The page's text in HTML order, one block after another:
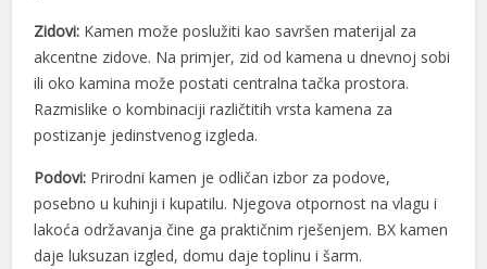
Zidovi: Kamen može poslužiti kao savršen materijal za
akcentne zidove. Na primjer, zid od kamena u dnevnoj sobi
ili oko kamina može postati centralna tačka prostora.
Razmislike o kombinaciji različtitih vrsta kamena za
postizanje jedinstvenog izgleda.
Podovi: Prirodni kamen je odličan izbor za podove,
posebno u kuhinji i kupatilu. Njegova otpornost na vlagu i
lakoća održavanja čine ga praktičnim rješenjem. BX kamen
daje luksuzan izgled, domu daje toplinu i šarm.